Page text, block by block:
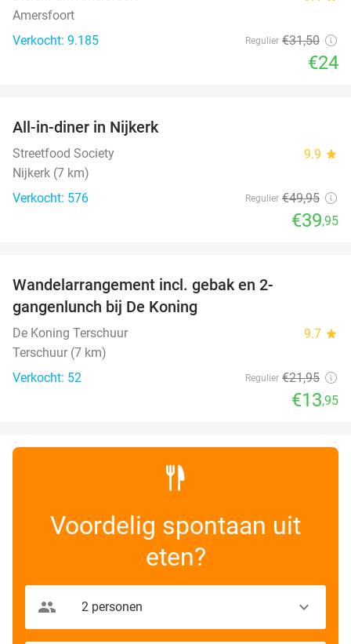
Amersfoort
Verkocht: 9.185
Regulier €31,50
€24
All-in-diner in Nijkerk
Streetfood Society 9.9 star
Nijkerk (7 km)
Verkocht: 576
Regulier €49,95
€39,95
Wandelarrangement incl. gebak en 2-
gangenlunch bij De Koning
De Koning Terschuur 9.7 star
Terschuur (7 km)
Verkocht: 52
Regulier €21,95
€13,95
Voordelig spontaan uit
eten?